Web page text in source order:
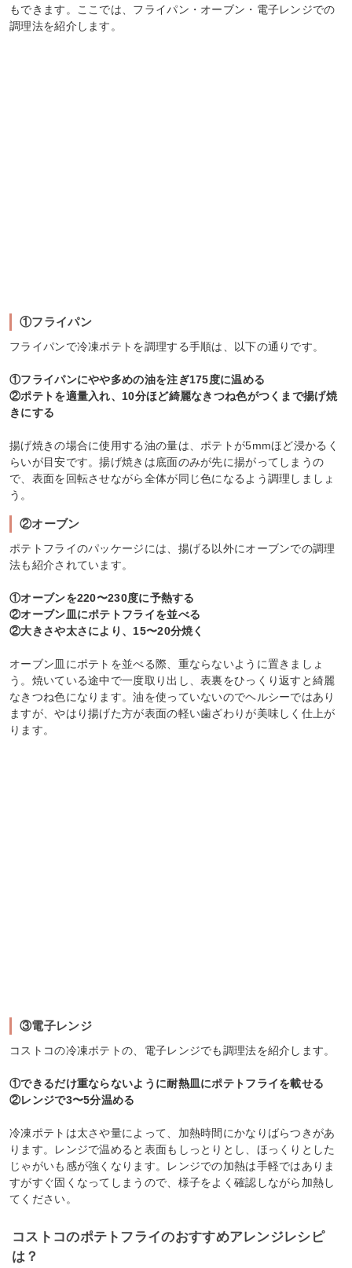
もできます。ここでは、フライパン・オーブン・電子レンジでの
調理法を紹介します。
①フライパン
フライパンで冷凍ポテトを調理する手順は、以下の通りです。
①フライパンにやや多めの油を注ぎ175度に温める
②ポテトを適量入れ、10分ほど綺麗なきつね色がつくまで揚げ焼
きにする
揚げ焼きの場合に使用する油の量は、ポテトが5mmほど浸かるく
らいが目安です。揚げ焼きは底面のみが先に揚がってしまうの
で、表面を回転させながら全体が同じ色になるよう調理しましょ
う。
②オーブン
ポテトフライのパッケージには、揚げる以外にオーブンでの調理
法も紹介されています。
①オーブンを220〜230度に予熱する
②オーブン皿にポテトフライを並べる
②大きさや太さにより、15〜20分焼く
オーブン皿にポテトを並べる際、重ならないように置きましょ
う。焼いている途中で一度取り出し、表裏をひっくり返すと綺麗
なきつね色になります。油を使っていないのでヘルシーではあり
ますが、やはり揚げた方が表面の軽い歯ざわりが美味しく仕上が
ります。
③電子レンジ
コストコの冷凍ポテトの、電子レンジでも調理法を紹介します。
①できるだけ重ならないように耐熱皿にポテトフライを載せる
②レンジで3〜5分温める
冷凍ポテトは太さや量によって、加熱時間にかなりばらつきがあ
ります。レンジで温めると表面もしっとりとし、ほっくりとした
じゃがいも感が強くなります。レンジでの加熱は手軽ではありま
すがすぐ固くなってしまうので、様子をよく確認しながら加熱し
てください。
コストコのポテトフライのおすすめアレンジレシピ
は？